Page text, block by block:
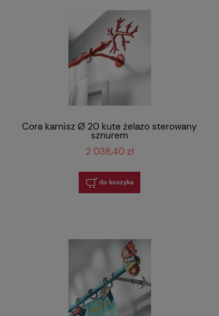
Cora karnisz Ø 20 kute żelazo sterowany
sznurem
2 038,40 zł
do koszyka